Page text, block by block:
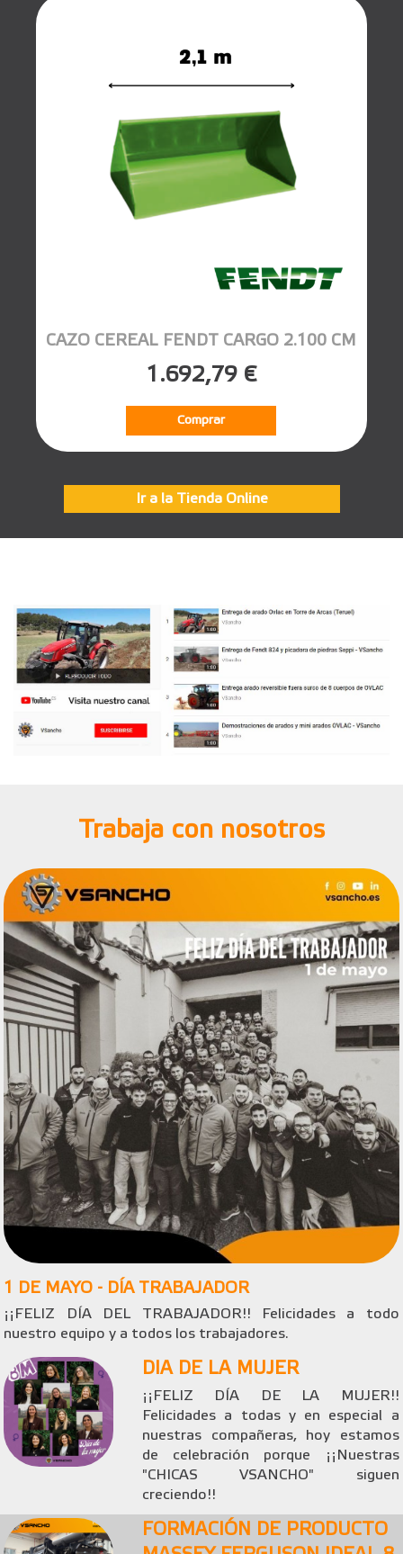
CAZO CEREAL FENDT CARGO 2.100 CM
1.692,79 €
Comprar
Ir a la Tienda Online
Trabaja con nosotros
1 DE MAYO - DÍA TRABAJADOR
¡¡FELIZ DÍA DEL TRABAJADOR!! Felicidades a todo
nuestro equipo y a todos los trabajadores.
DIA DE LA MUJER
¡¡FELIZ DÍA DE LA MUJER!!
Felicidades a todas y en especial a
nuestras compañeras, hoy estamos
de celebración porque ¡¡Nuestras
"CHICAS VSANCHO" siguen
creciendo!!
FORMACIÓN DE PRODUCTO